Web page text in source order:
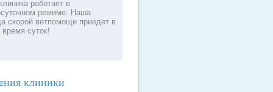
работает в
режиме. Наша
скорой ветпомощи приедет в
суток!
клиники